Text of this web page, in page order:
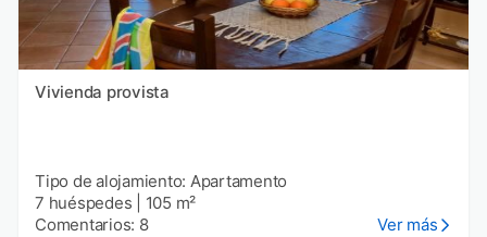
Vivienda provista
Tipo de alojamiento: Apartamento
7 huéspedes
105 m²
Comentarios: 8
Ver más